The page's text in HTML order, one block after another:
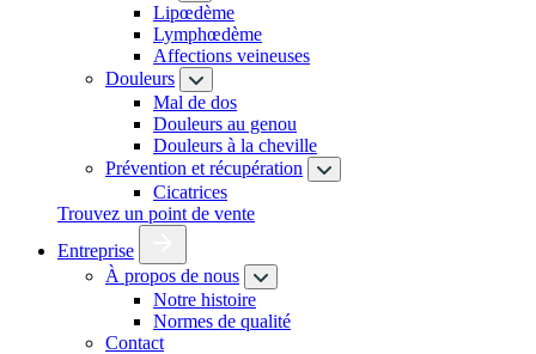
Lipœdème
Lymphœdème
Affections veineuses
Douleurs
Mal de dos
Douleurs au genou
Douleurs à la cheville
Prévention et récupération
Cicatrices
Trouvez un point de vente
Entreprise
À propos de nous
Notre histoire
Normes de qualité
Contact